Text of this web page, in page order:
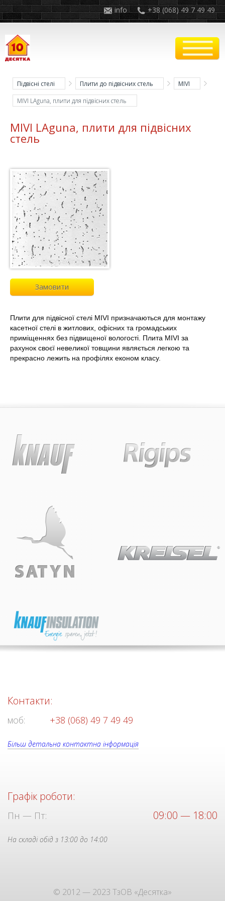
+38 (068) 49 7 49 49
info
Підвісні стелі Плити до підвісних стель
MIVI
MIVI LAguna, плити для підвісних стель
MIVI LAguna, плити для підвісних
стель
Замовити
Плити для підвісної стелі MIVI призначаються для монтажу
касетної стелі в житлових, офісних та громадських
приміщеннях без підвищеної вологості. Плита MIVI за
рахунок своєї невеликої товщини являється легкою та
прекрасно лежить на профілях економ класу.
Контакти:
моб: +38 (068) 49 7 49 49
Більш детальна контактна інформація
Графік роботи:
Пн — Пт: 09:00 — 18:00
На складі обід з 13:00 до 14:00
© 2012 — 2023 ТзОВ «Десятка»